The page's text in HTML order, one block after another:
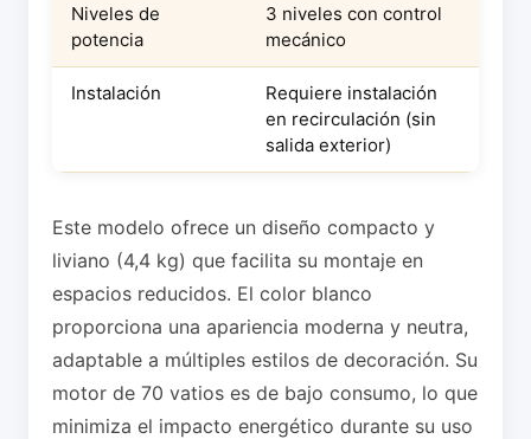
Niveles de
potencia
3 niveles con control
mecánico
Instalación
Requiere instalación
en recirculación (sin
salida exterior)
Este modelo ofrece un diseño compacto y
liviano (4,4 kg) que facilita su montaje en
espacios reducidos. El color blanco
proporciona una apariencia moderna y neutra,
adaptable a múltiples estilos de decoración. Su
motor de 70 vatios es de bajo consumo, lo que
minimiza el impacto energético durante su uso